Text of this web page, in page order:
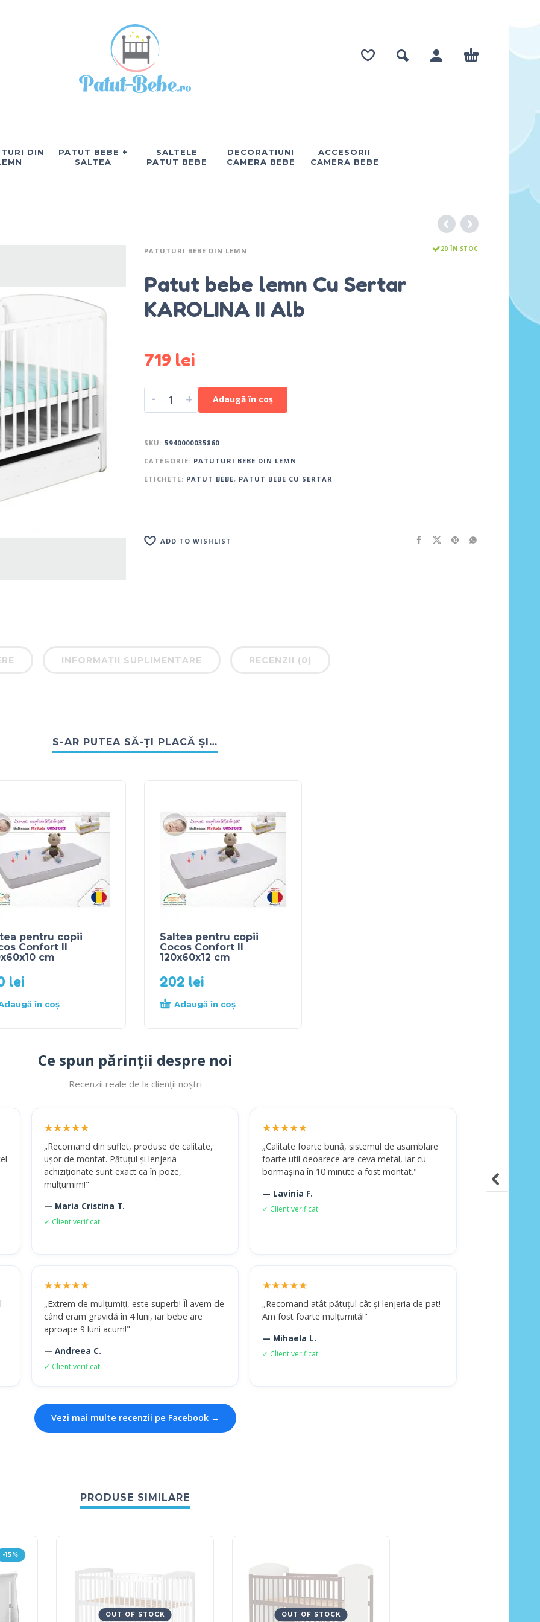
DIN
PATUT BEBE +
SALTEA
SALTELE
PATUT BEBE
DECORATIUNI
CAMERA BEBE
ACCESORII
CAMERA BEBE
PATUTURI BEBE DIN LEMN 20 ÎN STOC
Patut bebe lemn Cu Sertar
KAROLINA II Alb
719 lei
- + Adaugă în coș
SKU: 5940000035860
CATEGORIE: PATUTURI BEBE DIN LEMN
ETICHETE: PATUT BEBE, PATUT BEBE CU SERTAR
ADD TO WISHLIST
INFORMAȚII SUPLIMENTARE RECENZII (0)
S-AR PUTEA SĂ-ȚI PLACĂ ȘI…
pentru copii
Confort II
cm
lei
în coș
Saltea pentru copii
Cocos Confort II
120x60x12 cm
202 lei
Adaugă în coș
Ce spun părinții despre noi
Recenzii reale de la clienții noștri
★★★★★
„Recomand din suflet, produse de calitate,
ușor de montat. Pătuțul și lenjeria
achiziționate sunt exact ca în poze,
mulțumim!"
— Maria Cristina T.
✓ Client verificat
★★★★★
„Calitate foarte bună, sistemul de asamblare
foarte util deoarece are ceva metal, iar cu
bormașina în 10 minute a fost montat."
— Lavinia F.
✓ Client verificat
★★★★★
„Extrem de mulțumiți, este superb! Îl avem de
când eram gravidă în 4 luni, iar bebe are
aproape 9 luni acum!"
— Andreea C.
✓ Client verificat
★★★★★
„Recomand atât pătuțul cât și lenjeria de pat!
Am fost foarte mulțumită!"
— Mihaela L.
✓ Client verificat
Vezi mai multe recenzii pe Facebook →
PRODUSE SIMILARE
-15%
OUT OF STOCK OUT OF STOCK